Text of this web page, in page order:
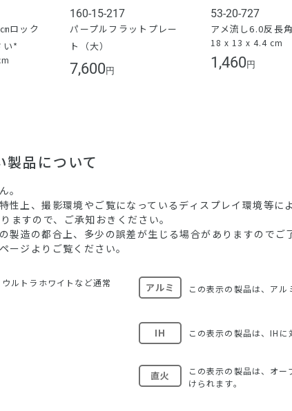
ロック
い*
160-15-217
パープルフラットプレー
ト（大）
7,600 円
53-20-727
アメ流し6.0反長
18 x 13 x 4.4 cm
1,460 円
品について
。
上、撮影環境やご覧になっているディスプレイ環境等によ
ますので、ご承知おきください。
造の都合上、多少の誤差が生じる場合がありますのでご
ージよりご覧ください。
ルトラホワイトなど通常
アルミ この表示の製品は、アル
IH この表示の製品は、IHに
直火
この表示の製品は、オ
けられます。